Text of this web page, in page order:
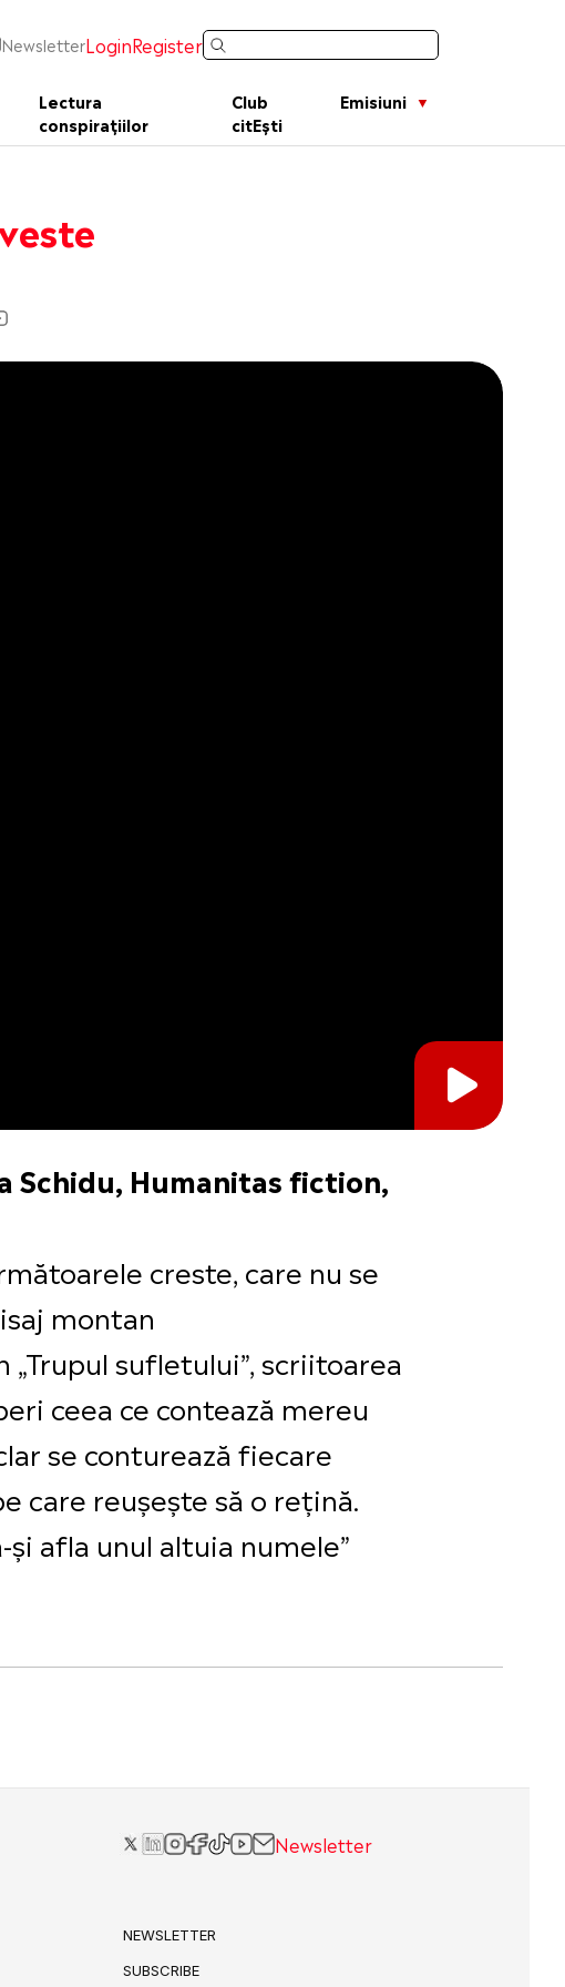
NewsletterLoginRegister
Lectura
conspirațiilor
Club
citEști
Emisiuni
Schidu, Humanitas fiction,
creste, care nu se
montan
sufletului”, scriitoarea
ceea ce contează mereu
se conturează fiecare
care reușește să o rețină.
afla unul altuia numele”
Newsletter
NEWSLETTER
SUBSCRIBE